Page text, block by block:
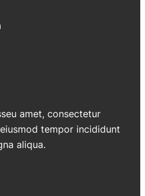
amet, consectetur
tempor incididunt
aliqua.